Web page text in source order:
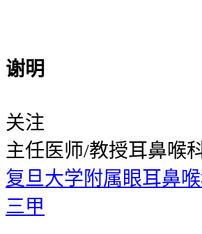
谢明
关注
主任医师/教授耳鼻喉
复旦大学附属眼耳鼻
三甲